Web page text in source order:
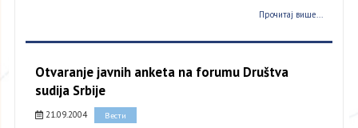
Прочитај више...
Otvaranje javnih anketa na forumu Društva
sudija Srbije
21.09.2004 Вести